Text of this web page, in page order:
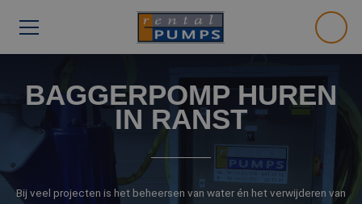
BAGGERPOMP HUREN
IN RANST
Bij veel projecten is het beheersen van water én het verwijderen van